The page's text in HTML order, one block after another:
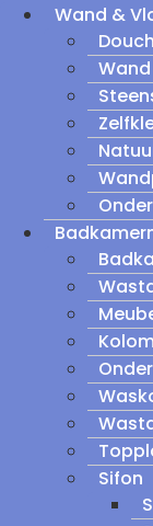
Wand &
Sifon